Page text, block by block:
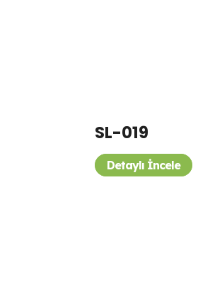
SL-019
Detaylı İncele